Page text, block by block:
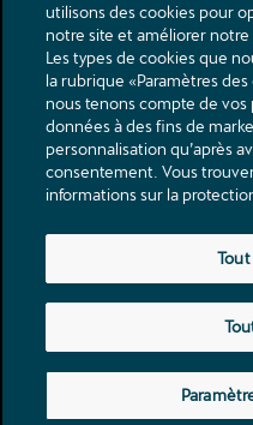
Rue
utilisons des cookies pour
notre site et améliorer
Les types de cookies que
la rubrique «Paramètres
nous tenons compte de
données à des fins de
personnalisation qu’après
consentement. Vous
informations sur la